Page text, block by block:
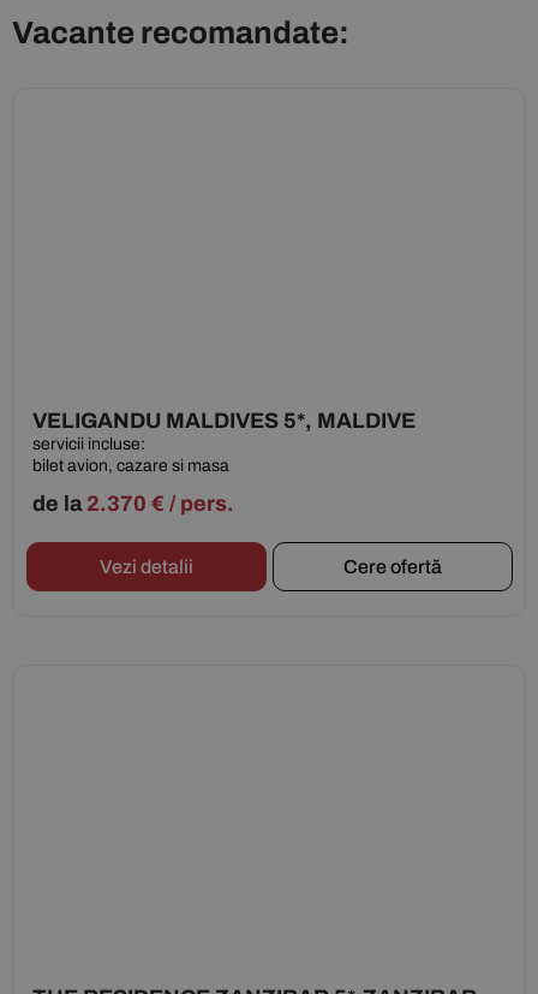
Vacante recomandate:
VELIGANDU MALDIVES 5*, MALDIVE
servicii incluse:
bilet avion, cazare si masa
de la 2.370 € / pers.
Vezi detalii Cere ofertă